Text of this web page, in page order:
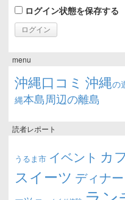
ログイン状態を保存する
menu
沖縄口コミ 沖縄の
縄本島周辺の離島
読者レポート
うるま市 イベント カ
スイーツ ディナー